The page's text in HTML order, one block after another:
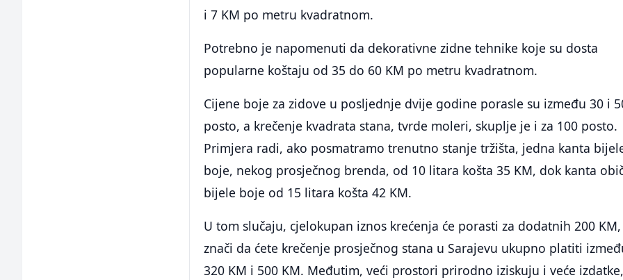
i 7 KM po metru kvadratnom.
Potrebno je napomenuti da dekorativne zidne tehnike koje su dosta
popularne koštaju od 35 do 60 KM po metru kvadratnom.
Cijene boje za zidove u posljednje dvije godine porasle su između 30 i
posto, a krečenje kvadrata stana, tvrde moleri, skuplje je i za 100 posto.
Primjera radi, ako posmatramo trenutno stanje tržišta, jedna kanta
boje, nekog prosječnog brenda, od 10 litara košta 35 KM, dok kanta
bijele boje od 15 litara košta 42 KM.
U tom slučaju, cjelokupan iznos krećenja će porasti za dodatnih 200
znači da ćete krečenje prosječnog stana u Sarajevu ukupno platiti
320 KM i 500 KM. Međutim, veći prostori prirodno iziskuju i veće